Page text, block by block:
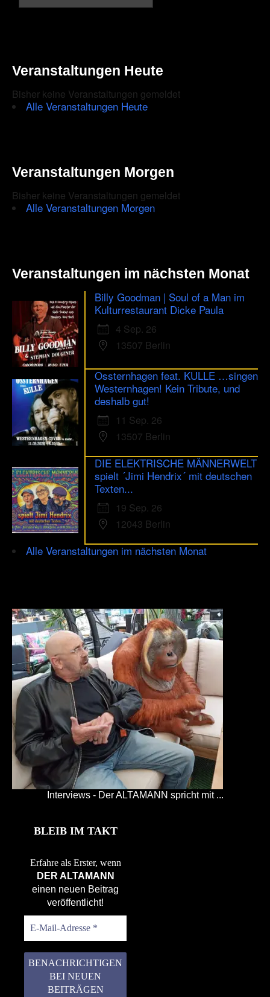
Veranstaltungen Heute
Bisher keine Veranstaltungen gemeldet
Alle Veranstaltungen Heute
Veranstaltungen Morgen
Bisher keine Veranstaltungen gemeldet
Alle Veranstaltungen Morgen
Veranstaltungen im nächsten Monat
Billy Goodman | Soul of a Man im
Kulturrestaurant Dicke Paula
4 Sep. 26
13507 Berlin
Ossternhagen feat. KULLE …singen
Westernhagen! Kein Tribute, und
deshalb gut!
11 Sep. 26
13507 Berlin
DIE ELEKTRISCHE MÄNNERWELT
spielt ´Jimi Hendrix´ mit deutschen
Texten...
19 Sep. 26
12043 Berlin
Alle Veranstaltungen im nächsten Monat
Interviews - Der ALTAMANN spricht mit ...
BLEIB IM TAKT
Erfahre als Erster, wenn
DER ALTAMANN
einen neuen Beitrag
veröffentlicht!